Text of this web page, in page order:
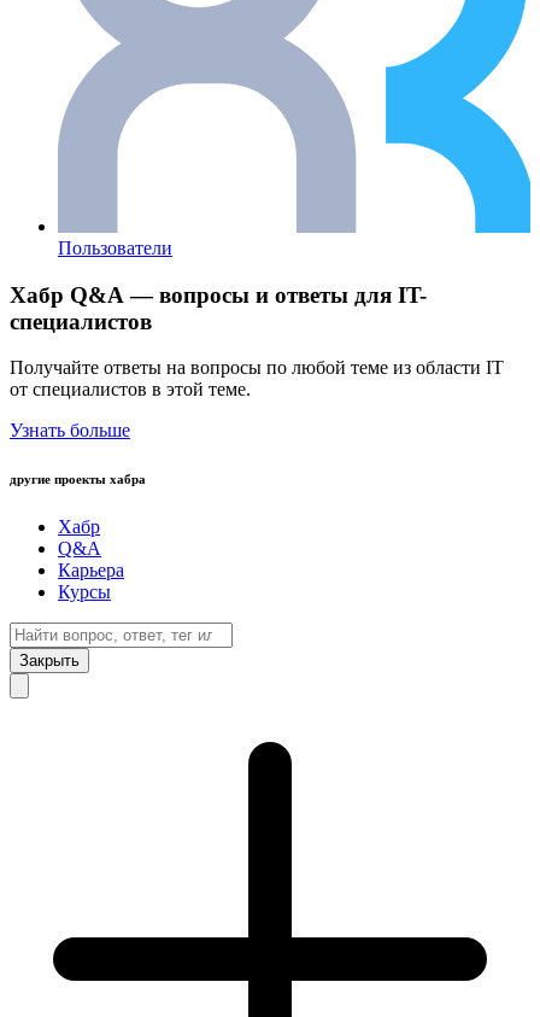
Пользователи
Хабр Q&A — вопросы и ответы для IT-
специалистов
Получайте ответы на вопросы по любой теме из области IT
от специалистов в этой теме.
Узнать больше
другие проекты хабра
Хабр
Q&A
Карьера
Курсы
Закрыть